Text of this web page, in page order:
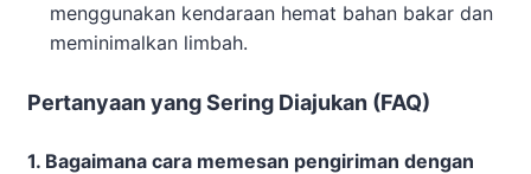
menggunakan kendaraan hemat bahan bakar dan
meminimalkan limbah.
Pertanyaan yang Sering Diajukan (FAQ)
1. Bagaimana cara memesan pengiriman dengan